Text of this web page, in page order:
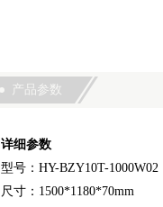
产品参数
详细参数
型号：HY-BZY10T-1000W02
尺寸：1500*1180*70mm